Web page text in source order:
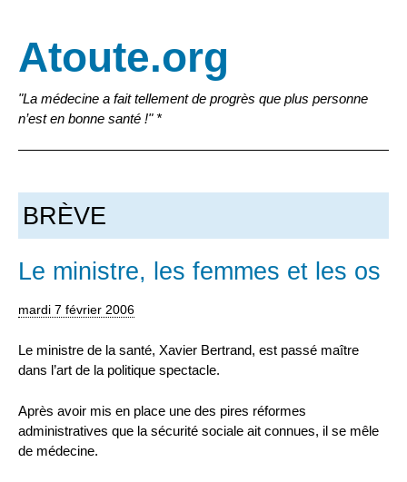
Atoute.org
"La médecine a fait tellement de progrès que plus personne
n’est en bonne santé !" *
BRÈVE
Le ministre, les femmes et les os
mardi 7 février 2006
Le ministre de la santé, Xavier Bertrand, est passé maître
dans l’art de la politique spectacle.
Après avoir mis en place une des pires réformes
administratives que la sécurité sociale ait connues, il se mêle
de médecine.